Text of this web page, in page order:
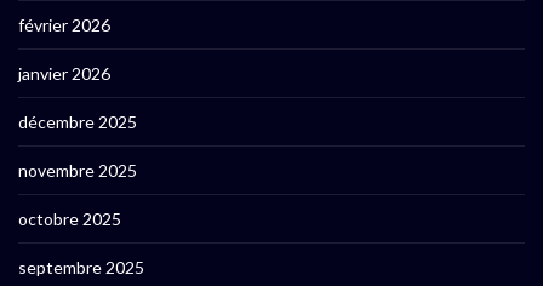
février 2026
janvier 2026
décembre 2025
novembre 2025
octobre 2025
septembre 2025